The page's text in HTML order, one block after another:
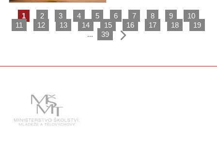
1 2 3 4 5 6 7 8 9
10
11
12 13 14 15 16 17 18
19
...
39